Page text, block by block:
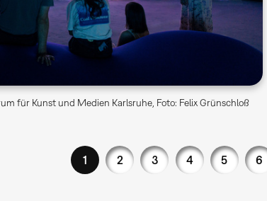
für Kunst und Medien Karlsruhe, Foto: Felix Grünschloß
1 2 3 4 5 6